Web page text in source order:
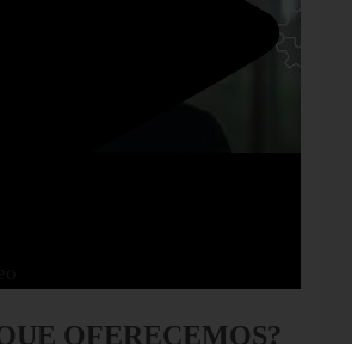
OFERECEMOS?